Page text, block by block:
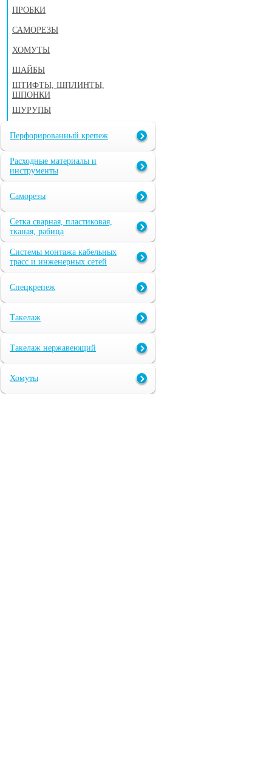
ПРОБКИ
САМОРЕЗЫ
ХОМУТЫ
ШАЙБЫ
ШТИФТЫ, ШПЛИНТЫ,
ШПОНКИ
ШУРУПЫ
Перфорированный крепеж
Расходные материалы и
инструменты
Саморезы
Сетка сварная, пластиковая,
тканая, рабица
Системы монтажа кабельных
трасс и инженерных сетей
Спецкрепеж
Такелаж
Такелаж нержавеющий
Хомуты